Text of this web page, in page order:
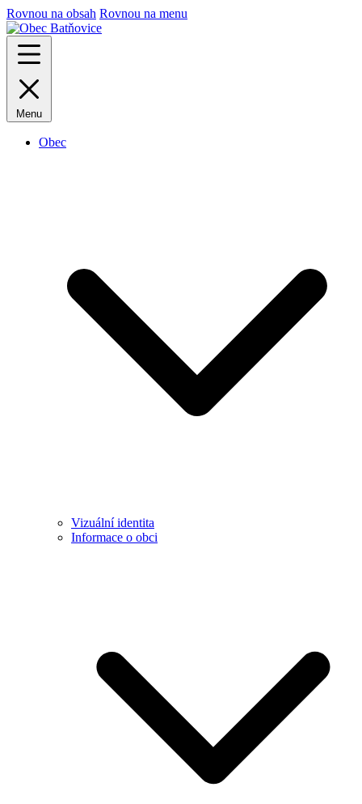
Rovnou na obsah Rovnou na menu
Menu
Obec
Vizuální identita
Informace o obci